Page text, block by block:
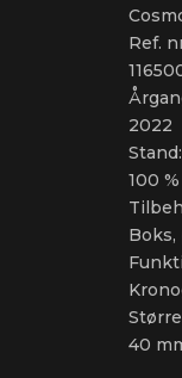
Ref.
2022
Stand:
100 %
40